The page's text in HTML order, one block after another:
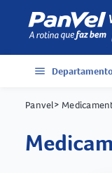
menu
Panvel>